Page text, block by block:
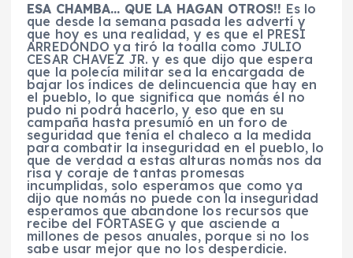
ESA CHAMBA… QUE LA HAGAN OTROS!! Es lo
que desde la semana pasada les advertí y
que hoy es una realidad, y es que el PRESI
ARREDONDO ya tiró la toalla como JULIO
CESAR CHAVEZ JR. y es que dijo que espera
que la polecía militar sea la encargada de
bajar los índices de delincuencia que hay en
el pueblo, lo que significa que nomás él no
pudo ni podrá hacerlo, y eso que en su
campaña hasta presumió en un foro de
seguridad que tenía el chaleco a la medida
para combatir la inseguridad en el pueblo, lo
que de verdad a estas alturas nomás nos da
risa y coraje de tantas promesas
incumplidas, solo esperamos que como ya
dijo que nomás no puede con la inseguridad
esperamos que abandone los recursos que
recibe del FORTASEG y que asciende a
millones de pesos anuales, porque si no los
sabe usar mejor que no los desperdicie.